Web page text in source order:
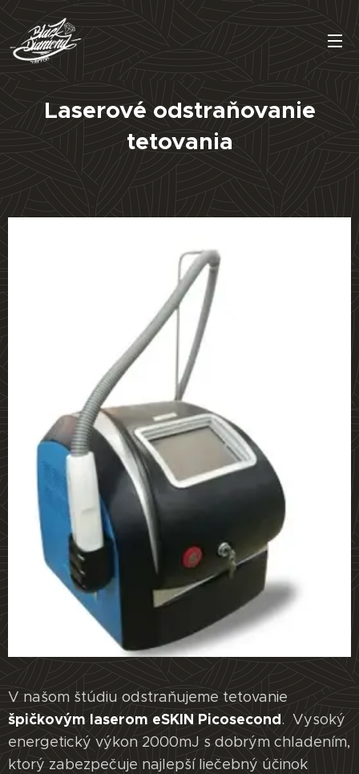
Laserové odstraňovanie
tetovania
V našom štúdiu odstraňujeme tetovanie
špičkovým laserom eSKIN Picosecond. Vysoký
energetický výkon 2000mJ s dobrým chladením,
ktorý zabezpečuje najlepší liečebný účinok